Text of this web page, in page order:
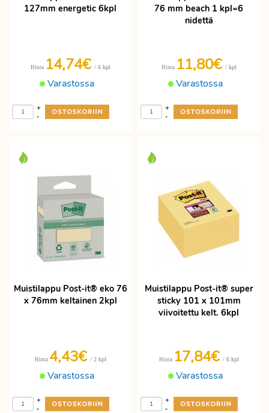
127mm energetic 6kpl
Varastossa
Hinta 14,74€ / 6 kpl
-
+
76 mm beach 1 kpl=6
nidettä
Varastossa
Hinta 11,80€ / kpl
-
+
Muistilappu Post-it® eko 76
x 76mm keltainen 2kpl
Varastossa
Hinta 4,43€ / 2 kpl
-
+
Muistilappu Post-it® super
sticky 101 x 101mm
viivoitettu kelt. 6kpl
Varastossa
Hinta 17,84€ / 6 kpl
-
+